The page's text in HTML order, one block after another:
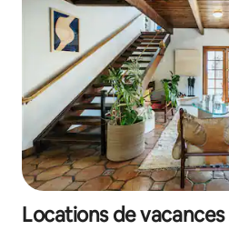
Locations de vacances